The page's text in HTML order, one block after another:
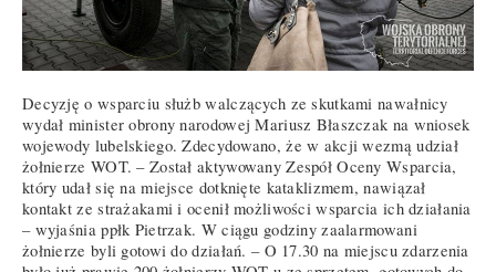
Decyzję o wsparciu służb walczących ze skutkami nawałnicy
wydał minister obrony narodowej Mariusz Błaszczak na wniosek
wojewody lubelskiego. Zdecydowano, że w akcji wezmą udział
żołnierze WOT. – Został aktywowany Zespół Oceny Wsparcia,
który udał się na miejsce dotknięte kataklizmem, nawiązał
kontakt ze strażakami i ocenił możliwości wsparcia ich działania
– wyjaśnia ppłk Pietrzak. W ciągu godziny zaalarmowani
żołnierze byli gotowi do działań. – O 17.30 na miejscu zdarzenia